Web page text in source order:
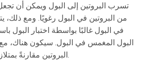
تسرب البروتين إلى البول ويمكن أن
من البروتين في البول رغويًا. ومع ذلك،
في البول غالبًا بواسطة اختبار البول
البول المغمس في البول. سيكون هناك،
البروتين مقارنةً بمتلازمة الكُلى النفروزية.